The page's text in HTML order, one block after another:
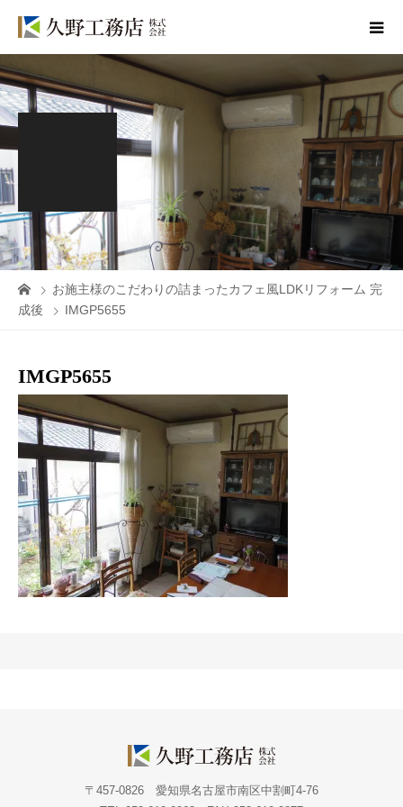
お施主様のこだわりの詰まったカフェ風LDKリフォーム 完
成後
IMGP5655
IMGP5655
〒457-0826 愛知県名古屋市南区中割町4-76